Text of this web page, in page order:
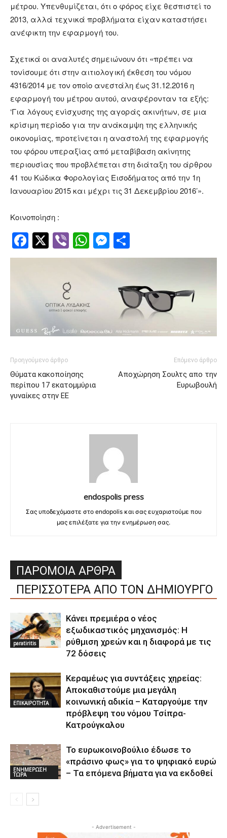
μέτρου. Υπενθυμίζεται, ότι ο φόρος είχε θεσπιστεί το
2013, αλλά τεχνικά προβλήματα είχαν καταστήσει
ανέφικτη την εφαρμογή του.
Σχετικά οι αναλυτές σημειώνουν ότι «πρέπει να
τονίσουμε ότι στην αιτιολογική έκθεση του νόμου
4316/2014 με τον οποίο ανεστάλη έως 31.12.2016 η
εφαρμογή του μέτρου αυτού, αναφέρονταν τα εξής:
‘Για λόγους ενίσχυσης της αγοράς ακινήτων, σε μια
κρίσιμη περίοδο για την ανάκαμψη της ελληνικής
οικονομίας, προτείνεται η αναστολή της εφαρμογής
του φόρου υπεραξίας από μεταβίβαση ακίνητης
περιουσίας που προβλέπεται στη διάταξη του άρθρου
41 του Κώδικα Φορολογίας Εισοδήματος από την 1η
Ιανουαρίου 2015 και μέχρι τις 31 Δεκεμβρίου 2016’».
Κοινοποίηση :
Facebook
Twitter
ViberWhatsApp
Messenger
Προηγούμενο άρθρο
Θύματα κακοποίησης
περίπου 17 εκατομμύρια
γυναίκες στην ΕΕ
Επόμενο άρθρο
Αποχώρηση Σουλτς απο την
Ευρωβουλή
endospolis press
Σας υποδεχόμαστε στο endopolis και σας ευχαριστούμε που
μας επιλέξατε για την ενημέρωση σας.
ΠΑΡΟΜΟΙΑ ΑΡΘΡΑ
ΠΕΡΙΣΣΟΤΕΡΑ ΑΠΟ ΤΟΝ ΔΗΜΙΟΥΡΓΟ
paratiritis
Κάνει πρεμιέρα ο νέος
εξωδικαστικός μηχανισμός: Η
ρύθμιση χρεών και η διαφορά με τις
72 δόσεις
ΕΠΙΚΑΙΡΟΤΗΤΑ
Κεραμέως για συντάξεις χηρείας:
Αποκαθιστούμε μια μεγάλη
κοινωνική αδικία – Καταργούμε την
πρόβλεψη του νόμου Τσίπρα-
Κατρούγκαλου
ΕΝΗΜΕΡΩΣΗ
ΤΩΡΑ
Το ευρωκοινοβούλιο έδωσε το
«πράσινο φως» για το ψηφιακό ευρώ
– Τα επόμενα βήματα για να εκδοθεί
- Advertisement -